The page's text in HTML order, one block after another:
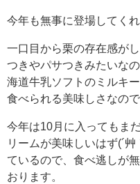
今年も無事に登場してくれ
一口目から栗の存在感が
つきやパサつきみたいな
海道牛乳ソフトのミルキ
食べられる美味しさなので
今年は10月に入ってもま
リームが美味しいはず(´
ているので、食べ逃しが
おります。